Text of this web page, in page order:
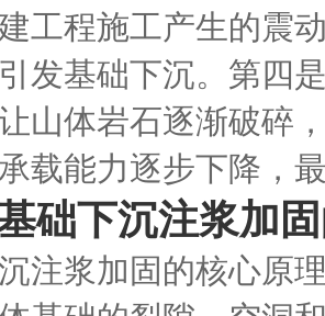
工程施工产生的震
发基础下沉。第四
山体岩石逐渐破碎
载能力逐步下降，
础下沉注浆加
注浆加固的核心原